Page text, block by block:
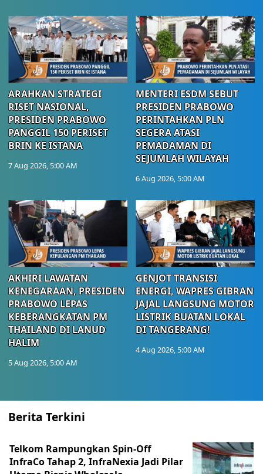
ARAHKAN STRATEGI
RISET NASIONAL,
PRESIDEN PRABOWO
PANGGIL 150 PERISET
BRIN KE ISTANA
7 Aug 2026, 5:00 AM
MENTERI ESDM SEBUT
PRESIDEN PRABOWO
PERINTAHKAN PLN
SEGERA ATASI
PEMADAMAN DI
SEJUMLAH WILAYAH
6 Aug 2026, 5:00 AM
AKHIRI LAWATAN
KENEGARAAN, PRESIDEN
PRABOWO LEPAS
KEBERANGKATAN PM
THAILAND DI LANUD
HALIM
5 Aug 2026, 5:00 AM
GENJOT TRANSISI
ENERGI, WAPRES GIBRAN
JAJAL LANGSUNG MOTOR
LISTRIK BUATAN LOKAL
DI TANGERANG!
4 Aug 2026, 5:00 AM
Berita Terkini
Telkom Rampungkan Spin-Off
InfraCo Tahap 2, InfraNexia Jadi Pilar